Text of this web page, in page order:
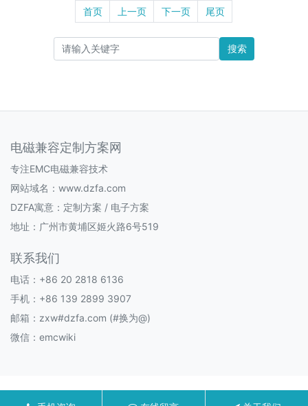
首页 上一页 下一页 尾页
搜索
电磁兼容定制方案网
专注EMC电磁兼容技术
网站域名：www.dzfa.com
DZFA寓意：定制方案 / 电子方案
地址：广州市黄埔区姬火路6号519
联系我们
电话：+86 20 2818 6136
手机：+86 139 2899 3907
邮箱：zxw#dzfa.com (#换为@)
微信：emcwiki